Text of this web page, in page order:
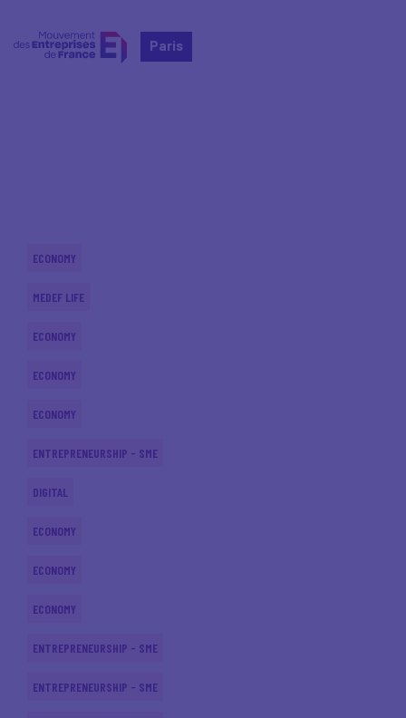
Paris
ECONOMY
MEDEF LIFE
ECONOMY
ECONOMY
ECONOMY
ENTREPRENEURSHIP - SME
DIGITAL
ECONOMY
ECONOMY
ECONOMY
ENTREPRENEURSHIP - SME
ENTREPRENEURSHIP - SME